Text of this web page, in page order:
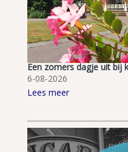
Een zomers dagje uit bij
6-08-2026
Lees meer